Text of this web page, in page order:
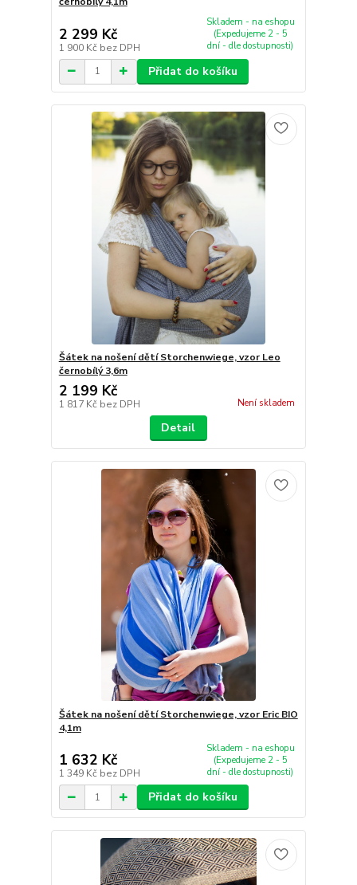
2 299 Kč
1 900 Kč bez DPH
Skladem - na eshopu
(Expedujeme 2 - 5
dní - dle dostupnosti)
Přidat do košíku
Šátek na nošení dětí Storchenwiege, vzor Leo
černobílý 3,6m
2 199 Kč
1 817 Kč bez DPH Není skladem
Detail
Šátek na nošení dětí Storchenwiege, vzor Eric BIO
4,1m
1 632 Kč
1 349 Kč bez DPH
Skladem - na eshopu
(Expedujeme 2 - 5
dní - dle dostupnosti)
Přidat do košíku